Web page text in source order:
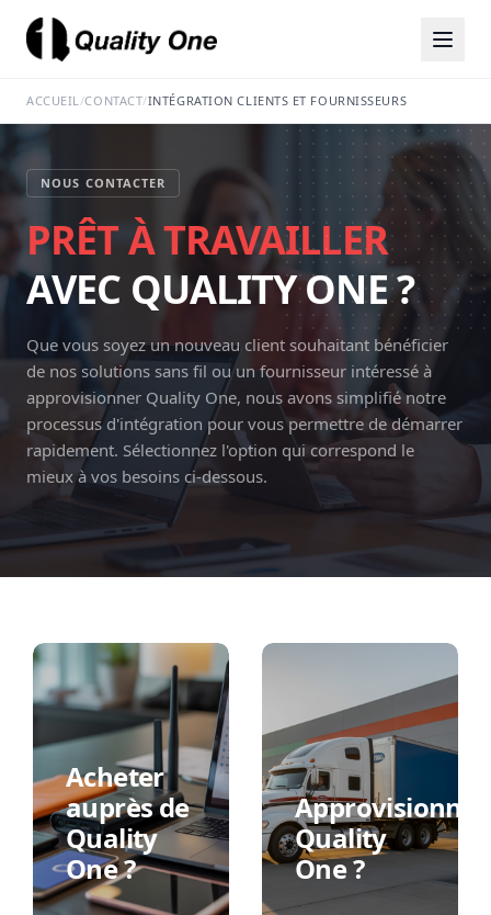
ACCUEIL/CONTACT/INTÉGRATION CLIENTS ET FOURNISSEURS
NOUS CONTACTER
PRÊT À TRAVAILLER
AVEC QUALITY ONE ?
Que vous soyez un nouveau client souhaitant bénéficier
de nos solutions sans fil ou un fournisseur intéressé à
approvisionner Quality One, nous avons simplifié notre
processus d'intégration pour vous permettre de démarrer
rapidement. Sélectionnez l'option qui correspond le
mieux à vos besoins ci-dessous.
Acheter
auprès de
Quality
One ?
Approvisionner
Quality
One ?